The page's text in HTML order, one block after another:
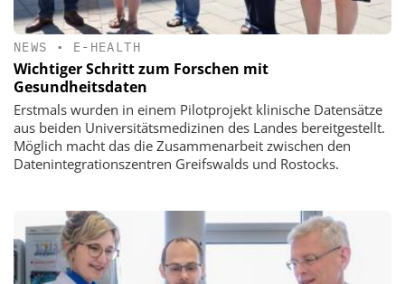
NEWS • E-HEALTH
Wichtiger Schritt zum Forschen mit
Gesundheitsdaten
Erstmals wurden in einem Pilotprojekt klinische Datensätze
aus beiden Universitätsmedizinen des Landes bereitgestellt.
Möglich macht das die Zusammenarbeit zwischen den
Datenintegrationszentren Greifswalds und Rostocks.